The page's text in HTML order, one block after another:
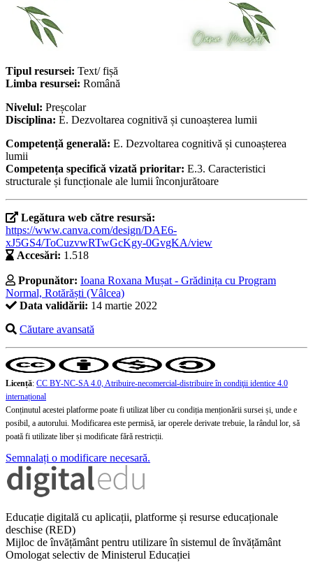
Tipul resursei: Text/ fișă
Limba resursei: Română
Nivelul: Preșcolar
Disciplina: E. Dezvoltarea cognitivă și cunoașterea lumii
Competență generală: E. Dezvoltarea cognitivă și cunoașterea
lumii
Competența specifică vizată prioritar: E.3. Caracteristici
structurale și funcționale ale lumii înconjurătoare
Legătura web către resursă:
https://www.canva.com/design/DAE6-
xJ5GS4/ToCuzvwRTwGcKgy-0GvgKA/view
Accesări: 1.518
Propunător: Ioana Roxana Mușat - Grădinița cu Program
Normal, Rotărăști (Vâlcea)
Data validării: 14 martie 2022
Căutare avansată
Licență: CC BY-NC-SA 4.0, Atribuire-necomercial-distribuire în condiţii identice 4.0
internațional
Conținutul acestei platforme poate fi utilizat liber cu condiția menționării sursei și, unde e
posibil, a autorului. Modificarea este permisă, iar operele derivate trebuie, la rândul lor, să
poată fi utilizate liber și modificate fără restricții.
Semnalați o modificare necesară.
Educație digitală cu aplicații, platforme și resurse educaționale
deschise (RED)
Mijloc de învățământ pentru utilizare în sistemul de învățământ
Omologat selectiv de Ministerul Educației